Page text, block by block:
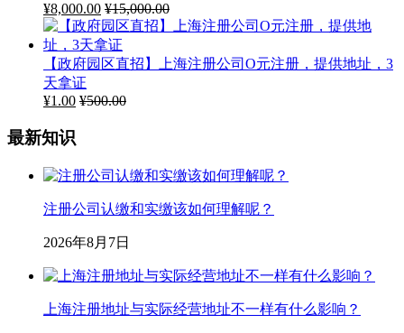
¥8,000.00 ¥15,000.00
【政府园区直招】上海注册公司O元注册，提供地址，3
天拿证
¥1.00 ¥500.00
最新知识
注册公司认缴和实缴该如何理解呢？
2026年8月7日
上海注册地址与实际经营地址不一样有什么影响？